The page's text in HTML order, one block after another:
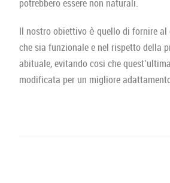
potrebbero essere non naturali.
Il nostro obiettivo è quello di fornire
che sia funzionale e nel rispetto della
abituale, evitando cosi che
modificata per un migliore